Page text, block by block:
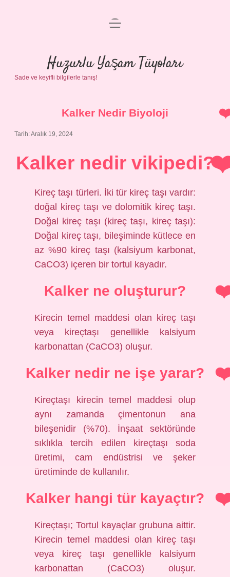
Anasayfa
Gizlilik Politikası
Yasal Uyarı
menüyü
Huzurlu Yaşam Tüyoları
Sade ve keyifli bilgilerle tanış!
Kalker Nedir Biyoloji
Tarih: Aralık 19, 2024
Kalker nedir vikipedi?
Kireç taşı türleri. İki tür kireç taşı vardır:
doğal kireç taşı ve dolomitik kireç taşı.
Doğal kireç taşı (kireç taşı, kireç taşı):
Doğal kireç taşı, bileşiminde kütlece en
az %90 kireç taşı (kalsiyum karbonat,
CaCO3) içeren bir tortul kayadır.
Kalker ne oluşturur?
Kirecin temel maddesi olan kireç taşı
veya kireçtaşı genellikle kalsiyum
karbonattan (CaCO3) oluşur.
Kalker nedir ne işe yarar?
Kireçtaşı kirecin temel maddesi olup
aynı zamanda çimentonun ana
bileşenidir (%70). İnşaat sektöründe
sıklıkla tercih edilen kireçtaşı soda
üretimi, cam endüstrisi ve şeker
üretiminde de kullanılır.
Kalker hangi tür kayaçtır?
Kireçtaşı; Tortul kayaçlar grubuna aittir.
Kirecin temel maddesi olan kireç taşı
veya kireç taşı genellikle kalsiyum
karbonattan (CaCO3) oluşur.